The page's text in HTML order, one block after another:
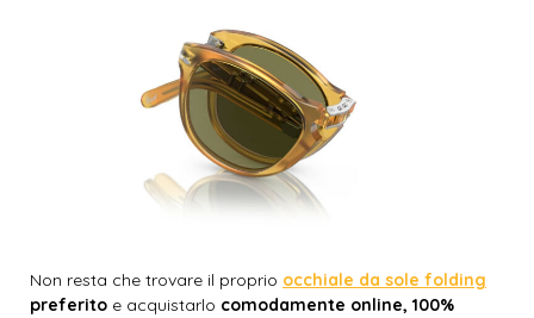
Non resta che trovare il proprio occhiale da sole folding
preferito e acquistarlo comodamente online, 100%